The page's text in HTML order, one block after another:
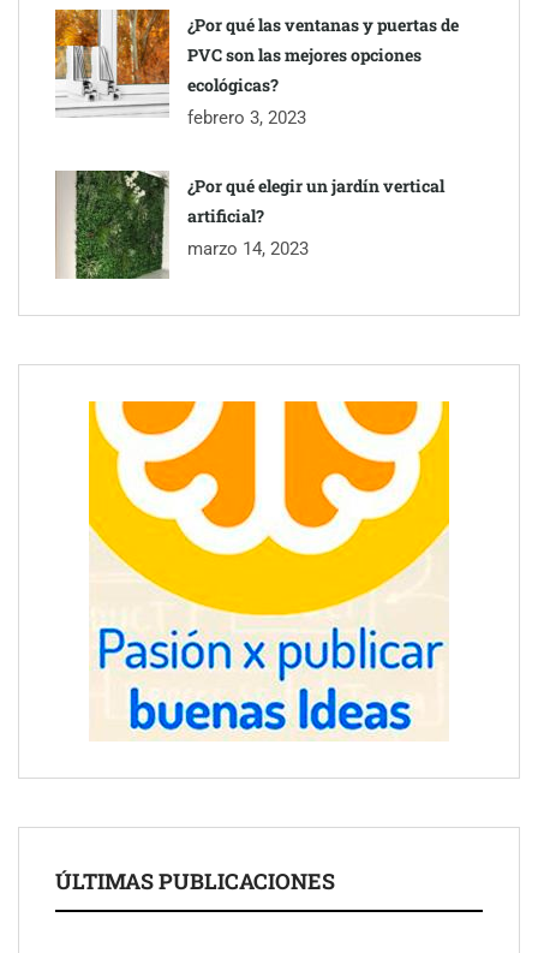
¿Por qué las ventanas y puertas de
PVC son las mejores opciones
ecológicas?
febrero 3, 2023
¿Por qué elegir un jardín vertical
artificial?
marzo 14, 2023
ÚLTIMAS PUBLICACIONES